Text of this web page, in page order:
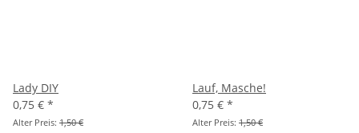
Lady DIY
0,75 € *
Alter Preis: 1,50 €
Lauf, Masche!
0,75 € *
Alter Preis: 1,50 €